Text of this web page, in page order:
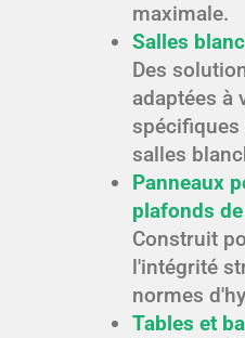
maximale.
Salles
Des
adaptées à
spécifiques
salles
Panneaux
plafonds
Construit
l'intégrité
normes
Tables et